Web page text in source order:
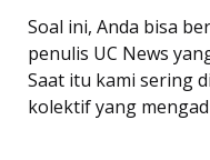
Soal ini, Anda bisa
penulis UC News
Saat itu kami sering
kolektif yang